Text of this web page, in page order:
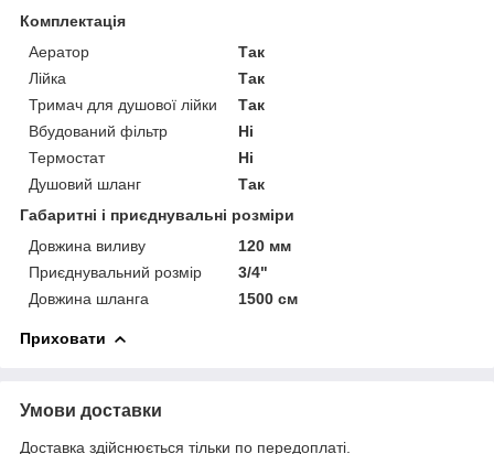
Комплектація
Аератор
Так
Лійка
Так
Тримач для душової лійки
Так
Вбудований фільтр
Ні
Термостат
Ні
Душовий шланг
Так
Габаритні і приєднувальні розміри
Довжина виливу
120 мм
Приєднувальний розмір
3/4"
Довжина шланга
1500 см
Приховати
Умови доставки
Доставка здійснюється тільки по передоплаті.